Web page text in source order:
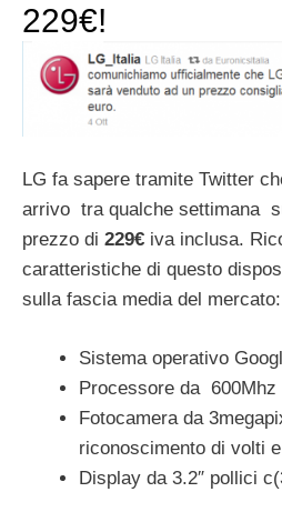
229€!
LG fa sapere tramite Twitter
arrivo tra qualche settimana
prezzo di 229€ iva inclusa.
caratteristiche di questo
sulla fascia media del mercato:
Sistema operativo
Processore da 600Mhz
Fotocamera da
riconoscimento di volti
Display da 3.2″ pollici